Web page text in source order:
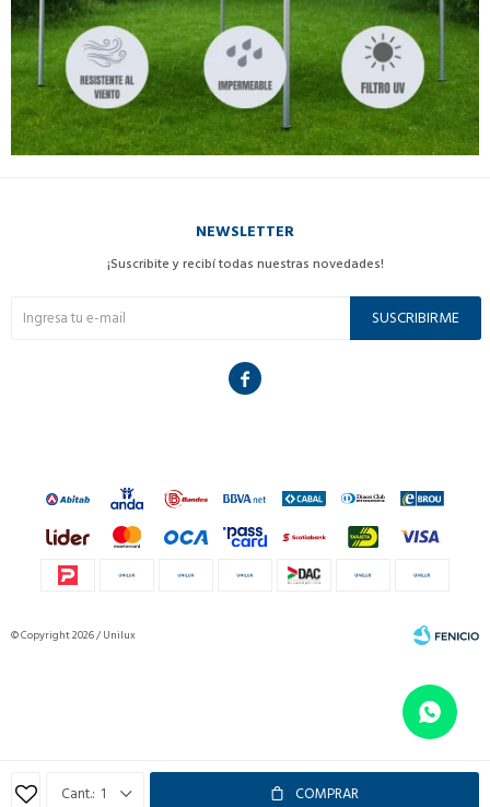
1 COMPRAR
NEWSLETTER
¡Suscribite y recibí todas nuestras novedades!
SUSCRIBIRME

© Copyright 2026 / Unilux